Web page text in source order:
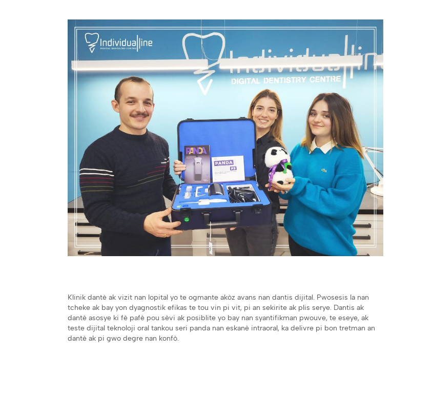
Klinik dantè ak vizit nan lopital yo te ogmante akòz avans nan dantis dijital. Pwosesis la nan
tcheke ak bay yon dyagnostik efikas te tou vin pi vit, pi an sekirite ak plis serye. Dantis ak
dantè asosye ki fè pafè pou sèvi ak posiblite yo bay nan syantifikman pwouve, te eseye, ak
teste dijital teknoloji oral tankou seri panda nan eskanè intraoral, ka delivre pi bon tretman an
dantè ak pi gwo degre nan konfò.